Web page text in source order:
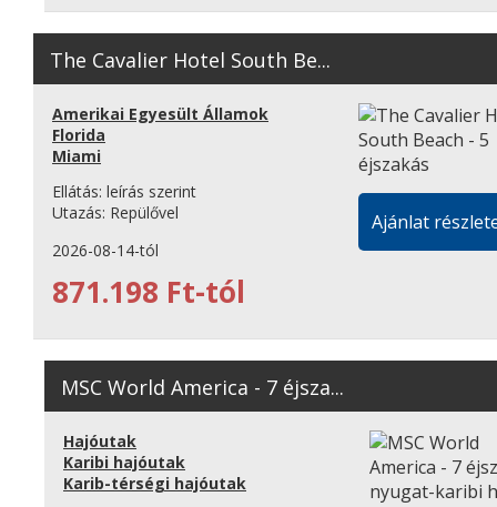
The Cavalier Hotel South Be...
Amerikai Egyesült Államok
Florida
Miami
Ellátás: leírás szerint
Utazás: Repülővel
2026-08-14-tól
871.198 Ft-tól
Ajánlat
MSC World America - 7 éjsza...
Hajóutak
Karibi hajóutak
Karib-térségi hajóutak